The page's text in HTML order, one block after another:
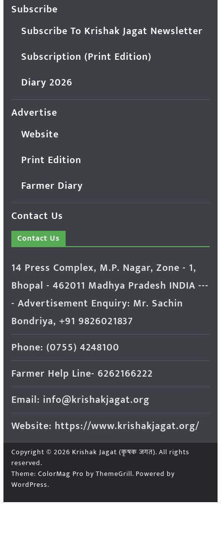
Subscribe
Subscribe To Krishak Jagat Newsletter
Subscription (Print Edition)
Diary 2026
Advertise
Website
Print Edition
Farmer Diary
Contact Us
Contact Us
14 Press Complex, M.P. Nagar, Zone - 1,
Bhopal - 462011 Madhya Pradesh INDIA ---
- Advertisement Enquiry: Mr. Sachin
Bondriya, +91 9826021837
Phone: (0755) 4248100
Farmer Help Line- 6262166222
Email: info@krishakjagat.org
Website: https://www.krishakjagat.org/
Copyright © 2026 Krishak Jagat (कृषक जगत). All rights
reserved.
Theme: ColorMag Pro by ThemeGrill. Powered by
WordPress.